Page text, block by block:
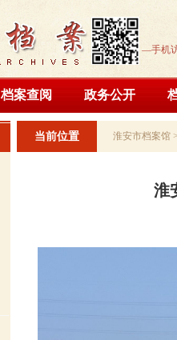
—手机
档案查阅 政务公开
当前位置 淮安市档案馆
淮